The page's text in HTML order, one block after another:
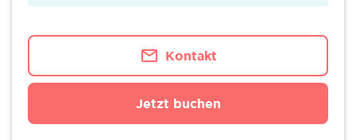
Kontakt
Jetzt buchen